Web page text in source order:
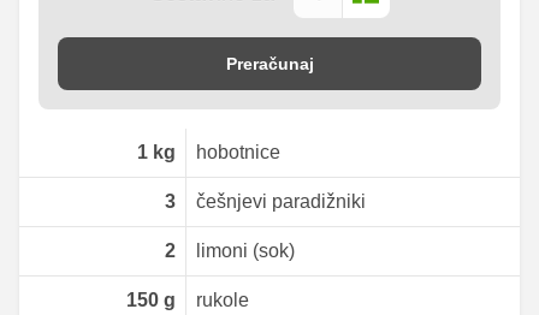
Preračunaj
1kg hobotnice
3 češnjevi paradižniki
2 limoni (sok)
150g rukole